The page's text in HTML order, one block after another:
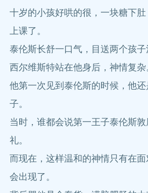
十岁的小孩好哄的很，一块糖下
上课了。
泰伦斯长舒一口气，目送两个孩子
西尔维斯特站在他身后，神情复杂
他第一次见到泰伦斯的时候，他
子。
当时，谁都会说第一王子泰伦斯
礼。
而现在，这样温和的神情只有在
会出现了。